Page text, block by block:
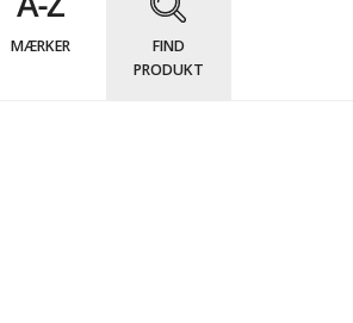
MÆRKER
FIND
PRODUKT